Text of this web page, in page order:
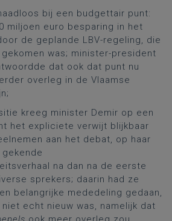
bij een budgettair punt:
miljoen euro besparing in het
de geplande LBV-regeling, die
was; minister-president
dat ook dat punt nu
overleg in de Vlaamse
kreeg minister Demir op een
het expliciete verwijt blijkbaar
aan het debat, op haar
na dan na de eerste
sprekers; daarin had ze
belangrijke mededeling gedaan,
echt nieuw was, namelijk dat